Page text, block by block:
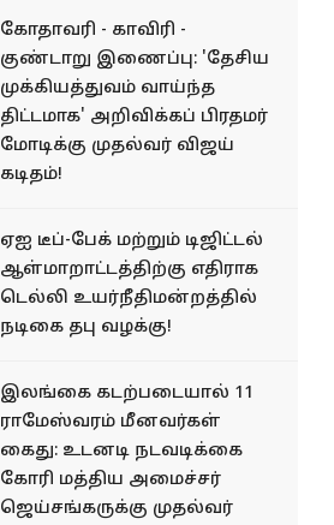
கோதாவரி - காவிரி -
குண்டாறு இணைப்பு: 'தேசிய
முக்கியத்துவம் வாய்ந்த
திட்டமாக' அறிவிக்கப் பிரதமர்
மோடிக்கு முதல்வர் விஜய்
கடிதம்!
ஏஐ டீப்-பேக் மற்றும் டிஜிட்டல்
ஆள்மாறாட்டத்திற்கு எதிராக
டெல்லி உயர்நீதிமன்றத்தில்
நடிகை தபு வழக்கு!
இலங்கை கடற்படையால் 11
ராமேஸ்வரம் மீனவர்கள்
கைது: உடனடி நடவடிக்கை
கோரி மத்திய அமைச்சர்
ஜெய்சங்கருக்கு முதல்வர்